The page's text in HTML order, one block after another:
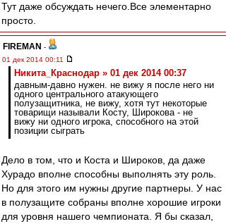
Тут даже обсуждать нечего.Все элементарно
просто.
FIREMAN -
01 дек 2014 00:11
Никита_Краснодар » 01 дек 2014 00:37
давным-давно нужен. не вижу я после него ни
одного центрального атакующего
полузащитника, не вижу, хотя тут некоторые
товарищи называли Косту, Широкова - не
вижу ни одного игрока, способного на этой
позиции сыграть
Дело в том, что и Коста и Широков, да даже
Хурадо вполне способны выполнять эту роль.
Но для этого им нужны другие партнеры. У нас
в полузащите собраны вполне хорошие игроки
для уровня нашего чемпионата. Я бы сказал,